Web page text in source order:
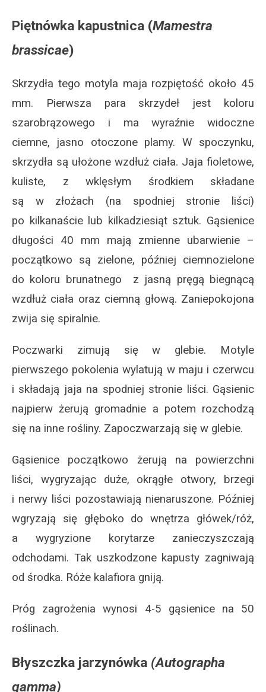
Piętnówka kapustnica (Mamestra
brassicae)
Skrzydła tego motyla maja rozpiętość około 45
mm. Pierwsza para skrzydeł jest koloru
szarobrązowego i ma wyraźnie widoczne
ciemne, jasno otoczone plamy. W spoczynku,
skrzydła są ułożone wzdłuż ciała. Jaja fioletowe,
kuliste, z wklęsłym środkiem składane
są w złożach (na spodniej stronie liści)
po kilkanaście lub kilkadziesiąt sztuk. Gąsienice
długości 40 mm mają zmienne ubarwienie –
początkowo są zielone, później ciemnozielone
do koloru brunatnego z jasną pręgą biegnącą
wzdłuż ciała oraz ciemną głową. Zaniepokojona
zwija się spiralnie.
Poczwarki zimują się w glebie. Motyle
pierwszego pokolenia wylatują w maju i czerwcu
i składają jaja na spodniej stronie liści. Gąsienic
najpierw żerują gromadnie a potem rozchodzą
się na inne rośliny. Zapoczwarzają się w glebie.
Gąsienice początkowo żerują na powierzchni
liści, wygryzając duże, okrągłe otwory, brzegi
i nerwy liści pozostawiają nienaruszone. Później
wgryzają się głęboko do wnętrza główek/róż,
a wygryzione korytarze zanieczyszczają
odchodami. Tak uszkodzone kapusty zagniwają
od środka. Róże kalafiora gniją.
Próg zagrożenia wynosi 4-5 gąsienice na 50
roślinach.
Błyszczka jarzynówka (Autographa
gamma)